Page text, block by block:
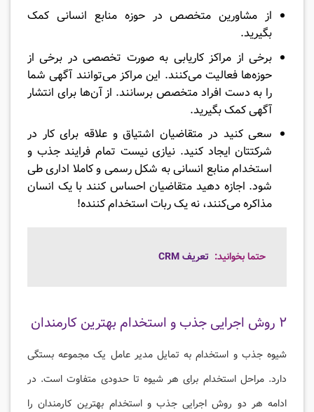
از مشاورین متخصص در حوزه منابع انسانی کمک
بگیرید.
برخی از مراکز کاریابی به صورت تخصصی در برخی از
حوزه‌ها فعالیت می‌کنند. این مراکز می‌توانند آگهی شما
را به دست افراد متخصص برسانند. از آن‌ها برای انتشار
آگهی کمک بگیرید.
سعی کنید در متقاضیان اشتیاق و علاقه برای کار در
شرکتتان ایجاد کنید. نیازی نیست تمام فرایند جذب و
استخدام منابع انسانی به شکل رسمی و کاملا اداری طی
شود. اجازه دهید متقاضیان احساس کنند با یک انسان
مذاکره می‌کنند، نه یک ربات استخدام کننده!
حتما بخوانید: تعریف CRM
۲ روش اجرایی جذب و استخدام بهترین کارمندان
شیوه جذب و استخدام به تمایل مدیر عامل یک مجموعه بستگی
دارد. مراحل استخدام برای هر شیوه تا حدودی متفاوت است. در
ادامه هر دو روش اجرایی جذب و استخدام بهترین کارمندان را